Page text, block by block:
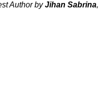
Author byJihan Sabrina,